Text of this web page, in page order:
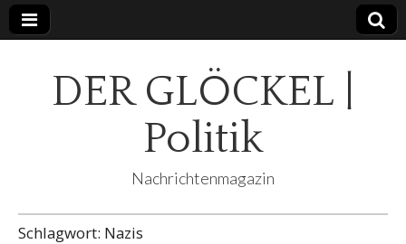
DER GLÖCKEL |
Politik
Nachrichtenmagazin
Schlagwort: Nazis